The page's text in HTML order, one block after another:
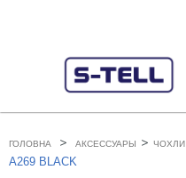
ГОЛОВНА > АКСЕССУАРЫ > ЧОХЛИ
A269 BLACK